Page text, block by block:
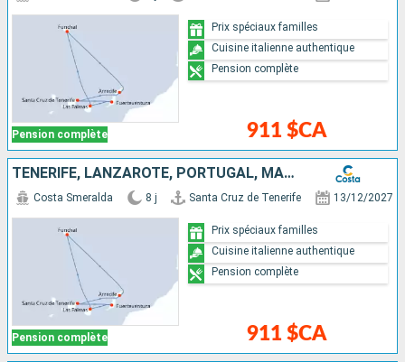
Pension complète 911 $CA
Prix spéciaux familles
Cuisine italienne authentique
Pension complète
TENERIFE, LANZAROTE, PORTUGAL, MAJORQUE, FUERTEVENTURA
Pension complète
Costa Smeralda 8 j Santa Cruz de Tenerife 13/12/2027
911 $CA
Prix spéciaux familles
Cuisine italienne authentique
Pension complète